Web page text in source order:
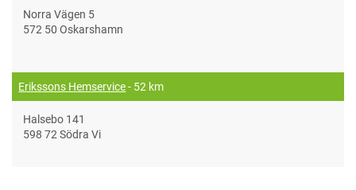
Norra Vägen 5
572 50 Oskarshamn
Erikssons Hemservice- 52 km
Halsebo 141
598 72 Södra Vi